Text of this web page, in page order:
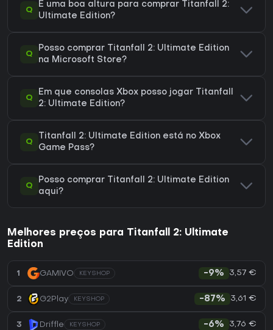
Q
É uma boa altura para comprar Titanfall 2:
Ultimate Edition?
Q
Posso comprar Titanfall 2: Ultimate Edition
na Microsoft Store?
Q
Em que consolas Xbox posso jogar Titanfall
2: Ultimate Edition?
Q
Titanfall 2: Ultimate Edition está no Xbox
Game Pass?
Q
Posso comprar Titanfall 2: Ultimate Edition
aqui?
Melhores preços para Titanfall 2: Ultimate
Edition
1 GAMIVO KEYSHOP -9% 3,57 €
2 G2Play KEYSHOP -87% 3,61 €
3 Driffle KEYSHOP -6% 3,76 €